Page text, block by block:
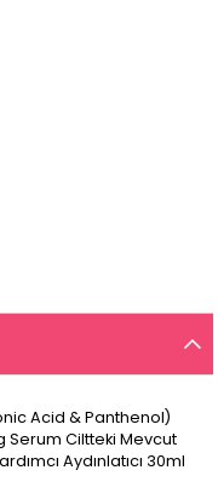
Acid & Panthenol)
Serum Ciltteki Mevcut
Aydınlatıcı 30ml